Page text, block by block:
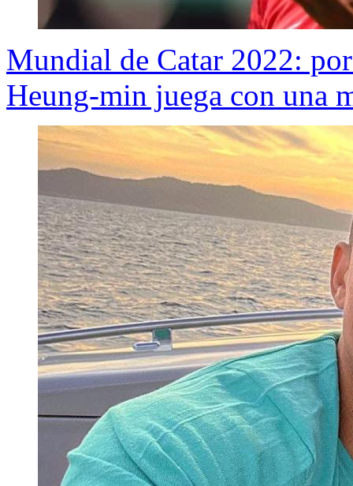
Mundial de Catar 2022:
Heung-min juega con una